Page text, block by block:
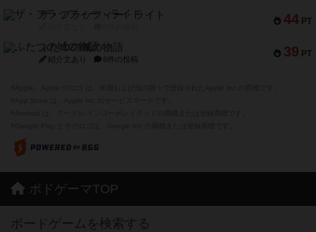
44 PT
ザ・フラッフィー・ライト
39 PT
ふたつの城の物語
紹介文あり 6件の投稿
ボドゲーマTOP
ボードゲームを検索する